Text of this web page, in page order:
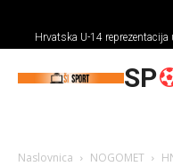
Hrvatska U-14
SP
Naslovnica NOGOMET